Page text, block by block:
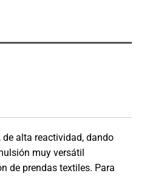
alta reactividad, dando
muy versátil
de prendas textiles. Para